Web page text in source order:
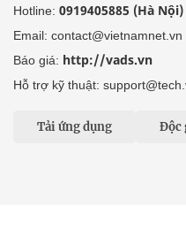
Hotline: 0919405885 (Hà Nội)
Email: contact@vietnamnet.vn
Báo giá: http://vads.vn
Hỗ trợ kỹ thuật:
Tải ứng dụng Độc